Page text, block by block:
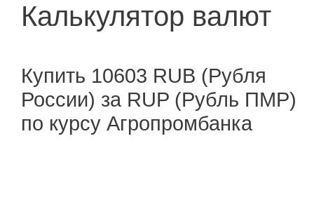
Калькулятор валют
Купить 10603 RUB (Рубля
России) за RUP (Рубль ПМР)
по курсу Агропромбанка